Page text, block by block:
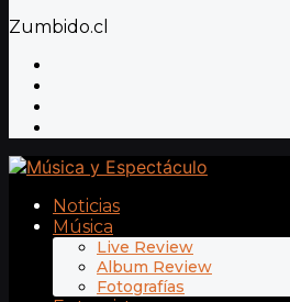
Zumbido.cl
Noticias
Música
Live Review
Album Review
Fotografías